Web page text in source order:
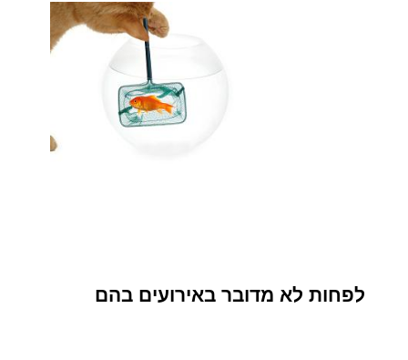
לפחות לא מדובר באירועים בהם